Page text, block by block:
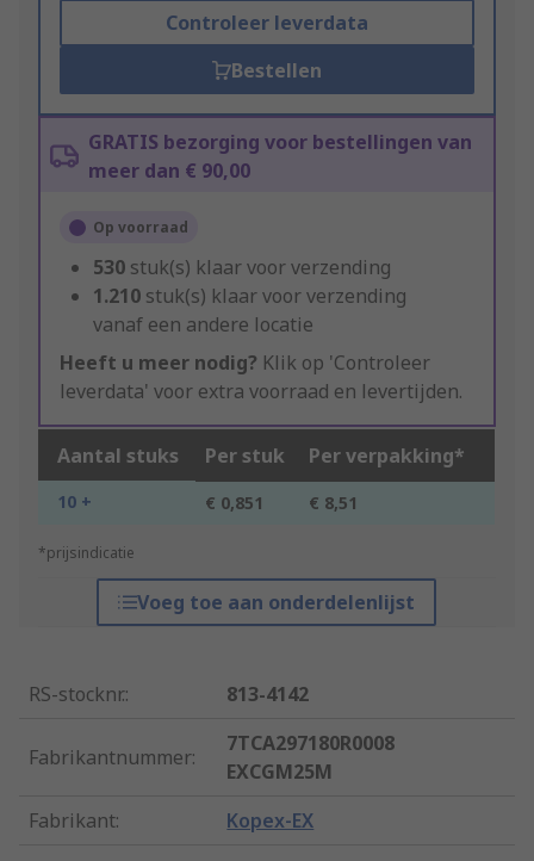
Controleer leverdata
Bestellen
GRATIS bezorging voor bestellingen van
meer dan € 90,00
Op voorraad
530 stuk(s) klaar voor verzending
1.210 stuk(s) klaar voor verzending
vanaf een andere locatie
Heeft u meer nodig? Klik op 'Controleer
leverdata' voor extra voorraad en levertijden.
Aantal stuks Per stuk Per verpakking*
10 + € 0,851 € 8,51
*prijsindicatie
Voeg toe aan onderdelenlijst
RS-stocknr.: 813-4142
Fabrikantnummer:
7TCA297180R0008
EXCGM25M
Fabrikant: Kopex-EX